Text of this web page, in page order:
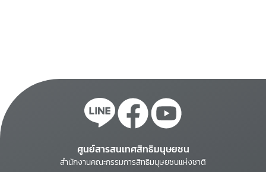
ศูนย์สารสนเทศสิทธิมนุษยชน
สำนักงานคณะกรรมการสิทธิมนุษยชนแห่งชาติ